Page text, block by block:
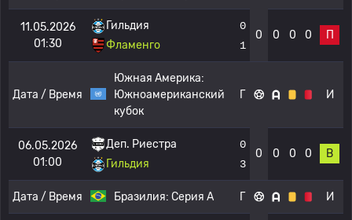
11.05.2026
01:30
Гильдия
Фламенго
0
1
0 0 0 0 П
Дата / Время
Южная Америка:
Южноамериканский
кубок
Г И
06.05.2026
01:00
Деп. Риестра
Гильдия
0
3
0 0 0 0 В
Дата / Время Бразилия: Серия А Г И